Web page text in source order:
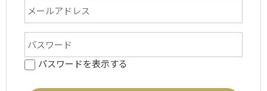
パスワードを表示する